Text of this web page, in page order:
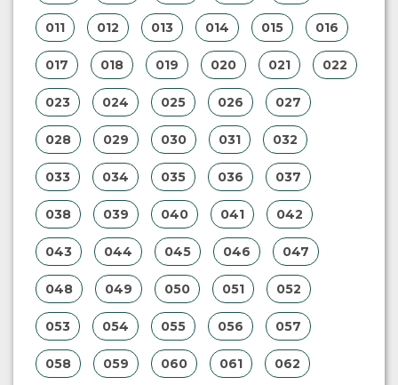
011 012 013 014 015 016
017 018 019 020 021 022
023 024 025 026 027
028 029 030 031 032
033 034 035 036 037
038 039 040 041 042
043 044 045 046 047
048 049 050 051 052
053 054 055 056 057
058 059 060 061 062